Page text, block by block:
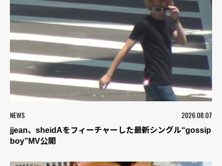
NEWS 2026.08.07
jjean、sheidAをフィーチャーした最新シングル“gossip
boy”MV公開